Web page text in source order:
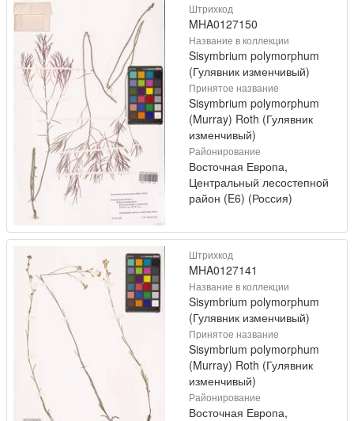
Штрихкод
MHA0127150
Название в коллекции
Sisymbrium polymorphum
(Гулявник изменчивый)
Принятое название
Sisymbrium polymorphum
(Murray) Roth (Гулявник
изменчивый)
Районирование
Восточная Европа,
Центральный лесостепной
район (E6) (Россия)
Штрихкод
MHA0127141
Название в коллекции
Sisymbrium polymorphum
(Гулявник изменчивый)
Принятое название
Sisymbrium polymorphum
(Murray) Roth (Гулявник
изменчивый)
Районирование
Восточная Европа,